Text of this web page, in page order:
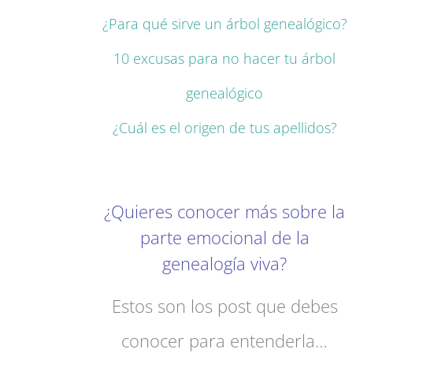
¿Para qué sirve un árbol genealógico?
10 excusas para no hacer tu árbol
genealógico
¿Cuál es el origen de tus apellidos?
¿Quieres conocer más sobre la
parte emocional de la
genealogía viva?
Estos son los post que debes
conocer para entenderla…